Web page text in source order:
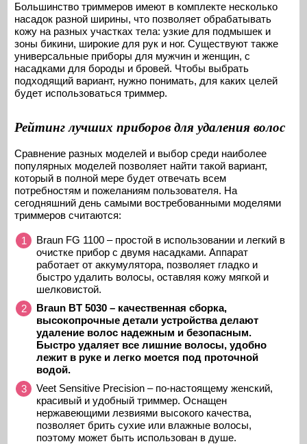
Большинство триммеров имеют в комплекте несколько
насадок разной ширины, что позволяет обрабатывать
кожу на разных участках тела: узкие для подмышек и
зоны бикини, широкие для рук и ног. Существуют также
универсальные приборы для мужчин и женщин, с
насадками для бороды и бровей. Чтобы выбрать
подходящий вариант, нужно понимать, для каких целей
будет использоваться триммер.
Рейтинг лучших приборов для удаления волос
Сравнение разных моделей и выбор среди наиболее
популярных моделей позволяет найти такой вариант,
который в полной мере будет отвечать всем
потребностям и пожеланиям пользователя. На
сегодняшний день самыми востребованными моделями
триммеров считаются:
Braun FG 1100 – простой в использовании и легкий в
очистке прибор с двумя насадками. Аппарат
работает от аккумулятора, позволяет гладко и
быстро удалить волосы, оставляя кожу мягкой и
шелковистой.
Braun BT 5030 – качественная сборка,
высокопрочные детали устройства делают
удаление волос надежным и безопасным.
Быстро удаляет все лишние волосы, удобно
лежит в руке и легко моется под проточной
водой.
Veet Sensitive Precision – по-настоящему женский,
красивый и удобный триммер. Оснащен
нержавеющими лезвиями высокого качества,
позволяет брить сухие или влажные волосы,
поэтому может быть использован в душе.